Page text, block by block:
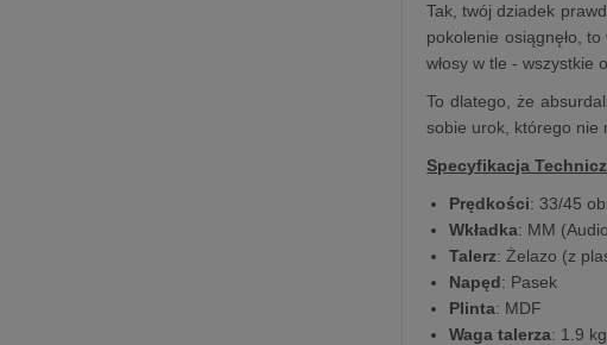
Tak, twój dziadek
pokolenie osiągnęło,
włosy w tle - wszystkie
To dlatego, że
sobie urok, którego nie
Specyfikacja
Prędkości: 33/45
Wkładka: MM
Talerz: Żelazo (z
Napęd: Pasek
Plinta: MDF
Waga talerza: 1.9 kg